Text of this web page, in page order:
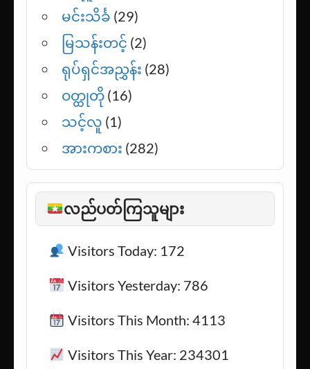
မင်းသိင်္ခ (29)
မြသန်းတင့် (2)
ရုပ်ရှင်အညွှန်း (28)
ဝတ္ထုတို (16)
သင့်လူ (1)
အားကစား (282)
လည်ပတ်ကြသူများ
Visitors Today: 172
Visitors Yesterday: 786
Visitors This Month: 4113
Visitors This Year: 234301